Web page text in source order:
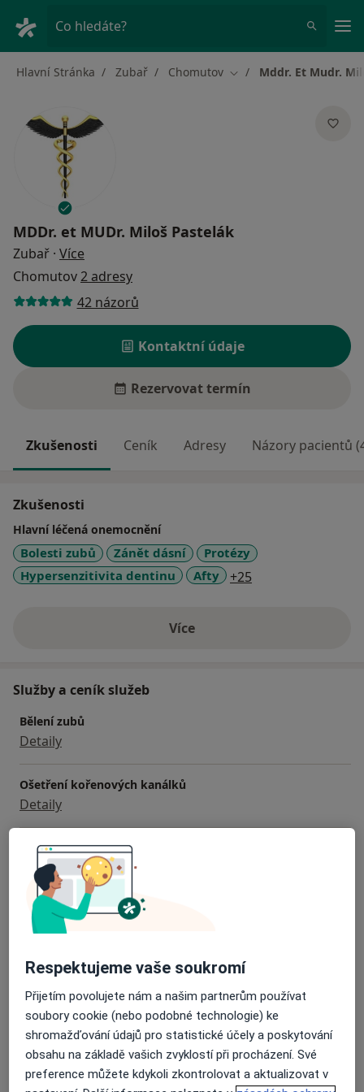
Co hledáte?
Hlavní Stránka Zubař Chomutov Změna města
Mddr. Et Mudr.
MDDr. et MUDr. Miloš Pastelák
Zubař · Více
Chomutov2 adresy
42 názorů
Kontaktní údaje
Rezervovat termín
Zkušenosti Ceník Adresy Názory pacientů
Zkušenosti
Hlavní léčená onemocnění
Bolesti zubů Zánět dásní
Protézy
Hypersenzitivita dentinu
Afty +25
Víceo zkušenostech
Služby a ceník služeb
Bělení zubů
Detaily
Ošetření kořenových kanálků
Detaily
Zubní vyšetření
Detaily
Zubní korunky
Detaily
Vyšetření rtg
Detaily
+ 21 služby
Jak fungují ceny?
Respektujeme vaše soukromí
Přijetím povolujete nám a našim partnerům používat
soubory cookie (nebo podobné technologie) ke
shromažďování údajů pro statistické účely a poskytování
obsahu na základě vašich zvyklostí při procházení. Své
preference můžete kdykoli zkontrolovat a aktualizovat v